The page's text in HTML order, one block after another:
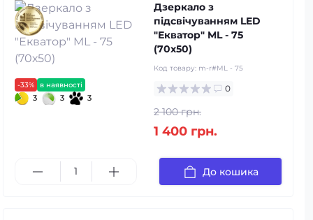
-33% в наявності
3 3 3
Дзеркало з
підсвічуванням LED
"Екватор" ML - 75
(70х50)
Код товару: m-r#ML - 75
0
2 100 грн.
1 400 грн.
До кошика